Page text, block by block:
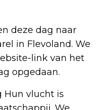
deze dag naar
in Flevoland. We
link van het
opgedaan.
Hun vlucht is